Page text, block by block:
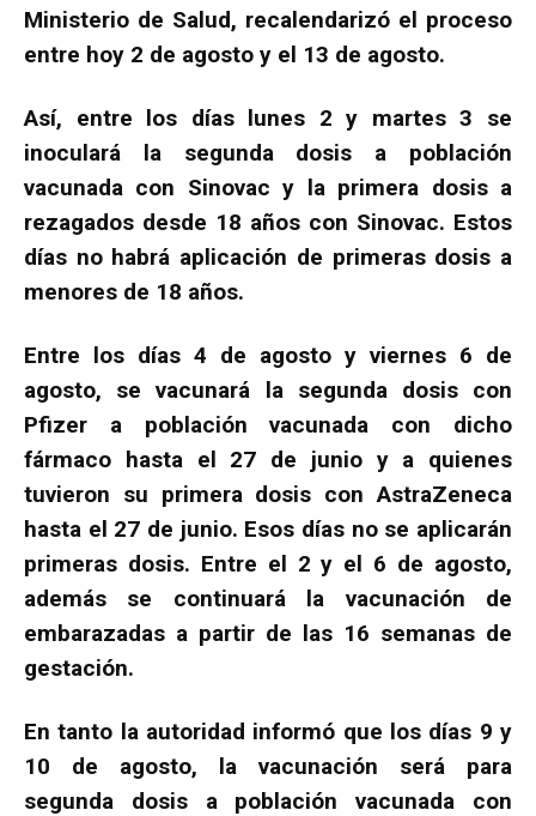
Ministerio de Salud, recalendarizó el proceso
entre hoy 2 de agosto y el 13 de agosto.
Así, entre los días lunes 2 y martes 3 se
inoculará la segunda dosis a población
vacunada con Sinovac y la primera dosis a
rezagados desde 18 años con Sinovac. Estos
días no habrá aplicación de primeras dosis a
menores de 18 años.
Entre los días 4 de agosto y viernes 6 de
agosto, se vacunará la segunda dosis con
Pfizer a población vacunada con dicho
fármaco hasta el 27 de junio y a quienes
tuvieron su primera dosis con AstraZeneca
hasta el 27 de junio. Esos días no se aplicarán
primeras dosis. Entre el 2 y el 6 de agosto,
además se continuará la vacunación de
embarazadas a partir de las 16 semanas de
gestación.
En tanto la autoridad informó que los días 9 y
10 de agosto, la vacunación será para
segunda dosis a población vacunada con